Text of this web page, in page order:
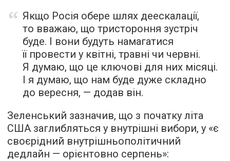
Якщо Росія обере шлях деескалації,
то вважаю, що тристороння зустріч
буде. І вони будуть намагатися
її провести у квітні, травні чи червні.
Я думаю, що це ключові для них місяці.
І я думаю, що нам буде дуже складно
до вересня, — додав він.
Зеленський зазначив, що з початку літа
США заглибляться у внутрішні вибори, у «є
своєрідний внутрішньополітичний
дедлайн — орієнтовно серпень»: